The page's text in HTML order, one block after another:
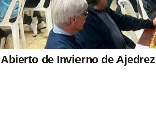
de Invierno de Ajedrez